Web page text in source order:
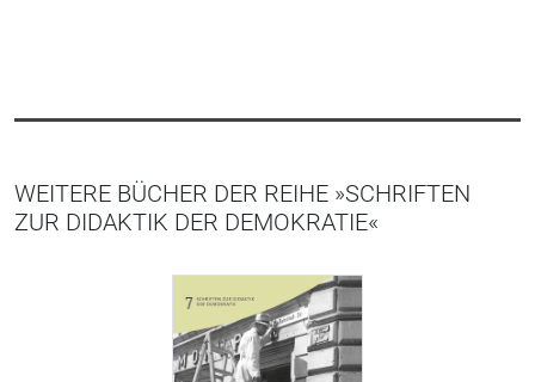
WEITERE BÜCHER DER REIHE »SCHRIFTEN
ZUR DIDAKTIK DER DEMOKRATIE«